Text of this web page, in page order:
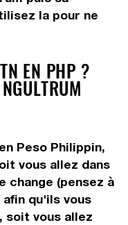
la pour ne
EN PHP ?
Peso Philippin,
vous allez dans
change (pensez à
afin qu'ils vous
soit vous allez